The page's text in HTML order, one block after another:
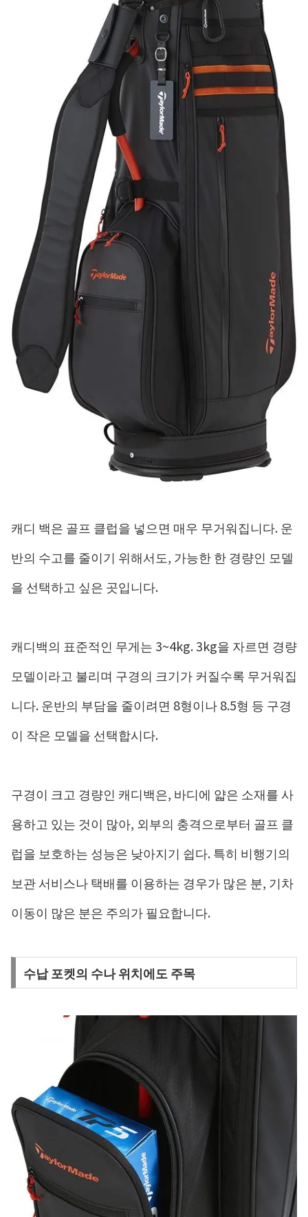
캐디 백은 골프 클럽을 넣으면 매우 무거워집니다. 운
반의 수고를 줄이기 위해서도, 가능한 한 경량인 모델
을 선택하고 싶은 곳입니다.
캐디백의 표준적인 무게는 3~4kg. 3kg을 자르면 경량
모델이라고 불리며 구경의 크기가 커질수록 무거워집
니다. 운반의 부담을 줄이려면 8형이나 8.5형 등 구경
이 작은 모델을 선택합시다.
구경이 크고 경량인 캐디백은, 바디에 얇은 소재를 사
용하고 있는 것이 많아, 외부의 충격으로부터 골프 클
럽을 보호하는 성능은 낮아지기 쉽다. 특히 비행기의
보관 서비스나 택배를 이용하는 경우가 많은 분, 기차
이동이 많은 분은 주의가 필요합니다.
수납 포켓의 수나 위치에도 주목